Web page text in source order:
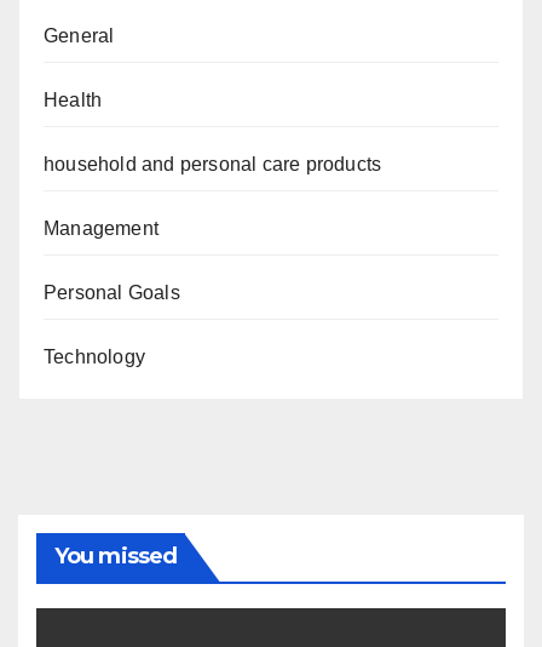
General
Health
household and personal care products
Management
Personal Goals
Technology
You missed